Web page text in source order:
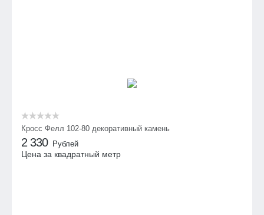
Кросс Фелл 102-80 декоративный камень
2 330 Рублей
Цена за квадратный метр